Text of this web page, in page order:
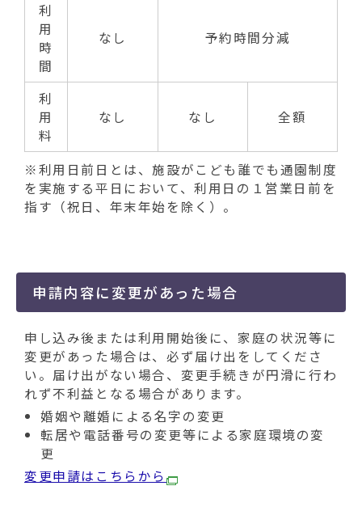
利
用
時
間
なし 予約時間分減
利
用
料
なし なし 全額
※利用日前日とは、施設がこども誰でも通園制度
を実施する平日において、利用日の１営業日前を
指す（祝日、年末年始を除く）。
申請内容に変更があった場合
申し込み後または利用開始後に、家庭の状況等に
変更があった場合は、必ず届け出をしてくださ
い。届け出がない場合、変更手続きが円滑に行わ
れず不利益となる場合があります。
婚姻や離婚による名字の変更
転居や電話番号の変更等による家庭環境の変
更
変更申請はこちらから